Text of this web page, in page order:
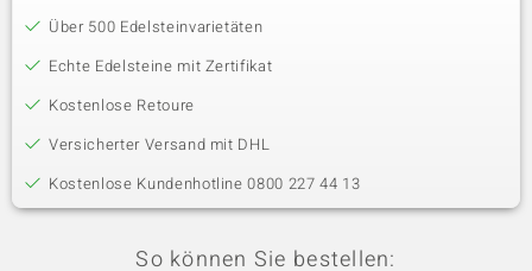
Über 500 Edelsteinvarietäten
Echte Edelsteine mit Zertifikat
Kostenlose Retoure
Versicherter Versand mit DHL
Kostenlose Kundenhotline 0800 227 44 13
So können Sie bestellen: